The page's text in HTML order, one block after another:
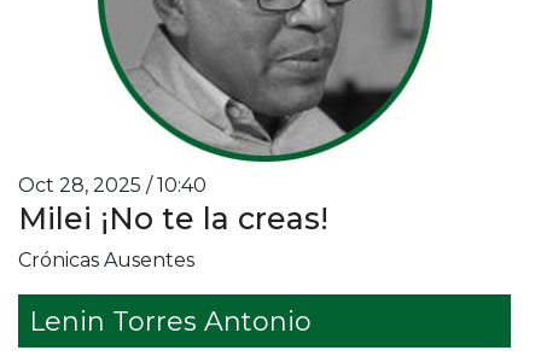
Oct 28, 2025 / 10:40
Milei ¡No te la creas!
Crónicas Ausentes
Lenin Torres Antonio